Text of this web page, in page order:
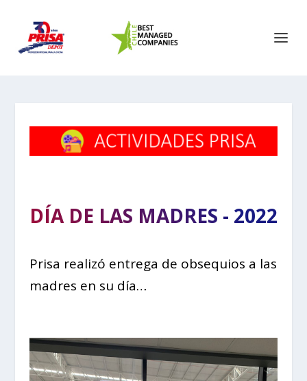
DÍA DE LAS MADRES - 2022
Prisa realizó entrega de obsequios a las
madres en su día…